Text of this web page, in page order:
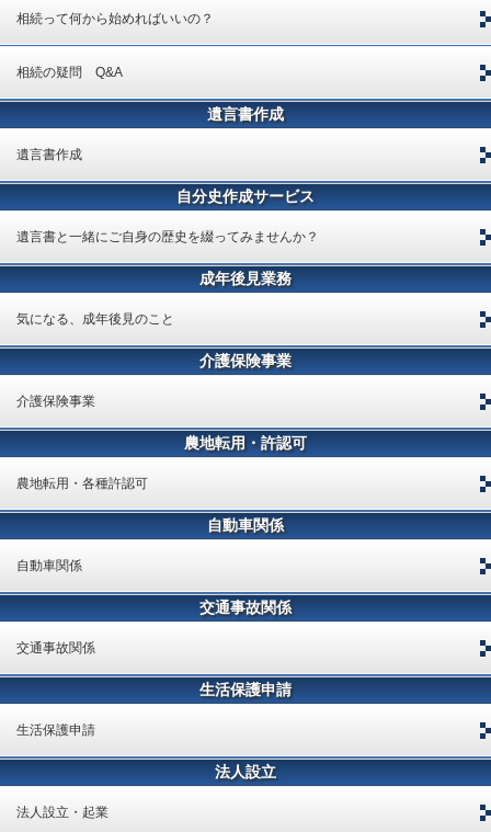
相続って何から始めればいいの？
相続の疑問 Q&A
遺言書作成
遺言書作成
自分史作成サービス
遺言書と一緒にご自身の歴史を綴ってみませんか？
成年後見業務
気になる、成年後見のこと
介護保険事業
介護保険事業
農地転用・許認可
農地転用・各種許認可
自動車関係
自動車関係
交通事故関係
交通事故関係
生活保護申請
生活保護申請
法人設立
法人設立・起業